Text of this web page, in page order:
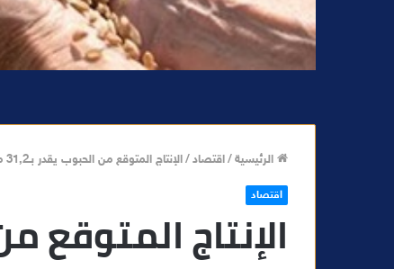
الرئيسية/اقتصاد/الإنتاج المتوقع من الحبوب يقدر بـ31,2 مليون قنطار ويتراجع بـ43 في المائة مقارنة بالموسم الماضي
اقتصاد